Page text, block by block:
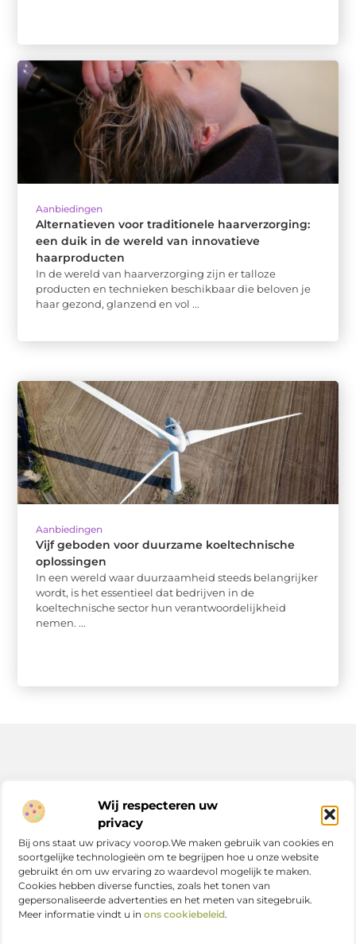
Wij respecteren uw
privacy
Bij ons staat uw privacy voorop.We maken gebruik van cookies en
soortgelijke technologieën om te begrijpen hoe u onze website
gebruikt én om uw ervaring zo waardevol mogelijk te maken.
Cookies hebben diverse functies, zoals het tonen van
gepersonaliseerde advertenties en het meten van sitegebruik.
Meer informatie vindt u in ons cookiebeleid.
Aanbiedingen
Alternatieven voor traditionele haarverzorging:
een duik in de wereld van innovatieve
haarproducten
In de wereld van haarverzorging zijn er talloze
producten en technieken beschikbaar die beloven je
haar gezond, glanzend en vol ...
Aanbiedingen
Vijf geboden voor duurzame koeltechnische
oplossingen
In een wereld waar duurzaamheid steeds belangrijker
wordt, is het essentieel dat bedrijven in de
koeltechnische sector hun verantwoordelijkheid
nemen. ...
Onze informatie